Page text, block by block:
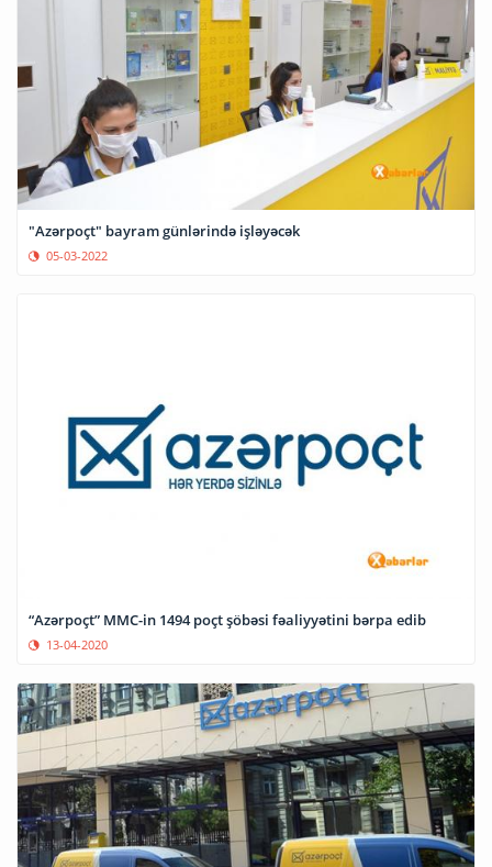
"Azərpoçt" bayram günlərində işləyəcək
05-03-2022
“Azərpoçt” MMC-in 1494 poçt şöbəsi fəaliyyətini bərpa edib
13-04-2020